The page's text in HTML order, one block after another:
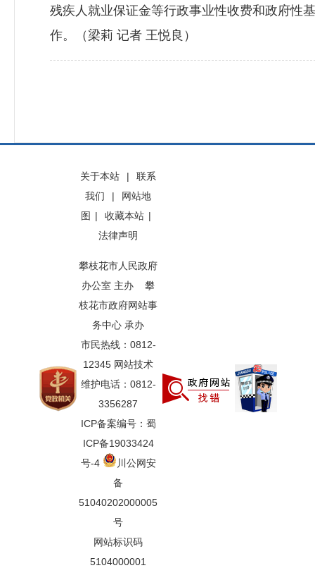
残疾人就业保证金等行政事业性收费和政府性
作。（梁莉 记者 王悦良）
关于本站 |
联系
我们
|
网站地
图 | 收藏本站 |
法律声明
攀枝花市人民政府
办公室 主办 攀
枝花市政府网站事
务中心 承办
市民热线：0812-
12345 网站技术
维护电话：0812-
3356287
ICP备案编号：蜀
ICP备19033424
号-4
川公网安
备
51040202000005
号
网站标识码
5104000001